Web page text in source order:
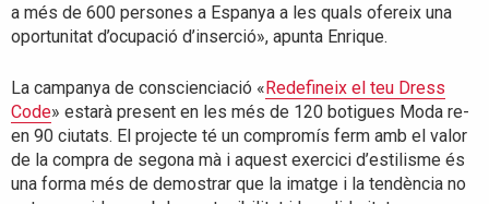
a més de 600 persones a Espanya a les quals ofereix una
oportunitat d’ocupació d’inserció», apunta Enrique.
La campanya de conscienciació «Redefineix el teu Dress
Code» estarà present en les més de 120 botigues Moda re-
en 90 ciutats. El projecte té un compromís ferm amb el valor
de la compra de segona mà i aquest exercici d’estilisme és
una forma més de demostrar que la imatge i la tendència no